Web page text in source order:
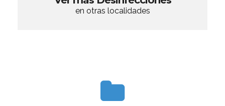
en otras localidades